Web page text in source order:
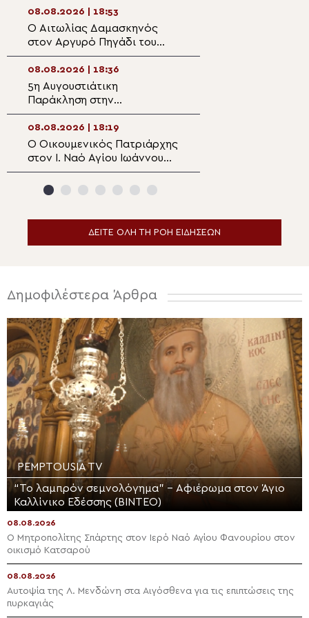
08.08.2026 | 18:53
Ο Αιτωλίας Δαμασκηνός
στον Αργυρό Πηγάδι του
Θέρμου
08.08.2026 | 18:36
5η Αυγουστιάτικη
Παράκληση στην
Ευξεινούπολη
08.08.2026 | 18:19
Ο Οικουμενικός Πατριάρχης
στον I. Ναό Αγίου Ιωάννου
της Ρίλας της
Βουλγαροφώνου Κοινότητος
ΔΕΙΤΕ ΟΛΗ ΤΗ ΡΟΗ ΕΙΔΗΣΕΩΝ
Δημοφιλέστερα Άρθρα
PEMPTOUSIA TV
“Το λαμπρόν σεμνολόγημα” – Αφιέρωμα στον Άγιο
Καλλίνικο Εδέσσης (ΒΙΝΤΕΟ)
08.08.2026
Ο Μητροπολίτης Σπάρτης στον Ιερό Ναό Αγίου Φανουρίου στον
οικισμό Κατσαρού
08.08.2026
Αυτοψία της Λ. Μενδώνη στα Αιγόσθενα για τις επιπτώσεις της
πυρκαγιάς